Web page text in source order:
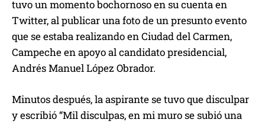
tuvo un momento bochornoso en su cuenta en
Twitter, al publicar una foto de un presunto evento
que se estaba realizando en Ciudad del Carmen,
Campeche en apoyo al candidato presidencial,
Andrés Manuel López Obrador.
Minutos después, la aspirante se tuvo que disculpar
y escribió “Mil disculpas, en mi muro se subió una